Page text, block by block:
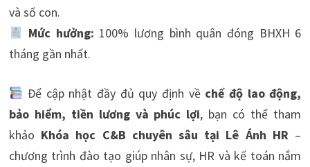
và số con.
Mức hưởng: 100% lương bình quân đóng BHXH 6
tháng gần nhất.
Để cập nhật đầy đủ quy định về chế độ lao động,
bảo hiểm, tiền lương và phúc lợi, bạn có thể tham
khảo Khóa học C&B chuyên sâu tại Lê Ánh HR –
chương trình đào tạo giúp nhân sự, HR và kế toán nắm